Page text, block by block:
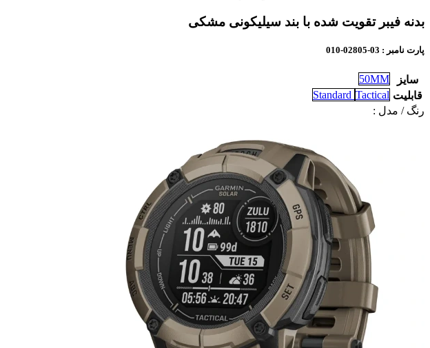
بدنه فیبر تقویت شده با بند سیلیکونی مشکی
پارت نامبر : 03-02805-010
سایز
50MM
قابلیت
Standard Tactical
رنگ / مدل :